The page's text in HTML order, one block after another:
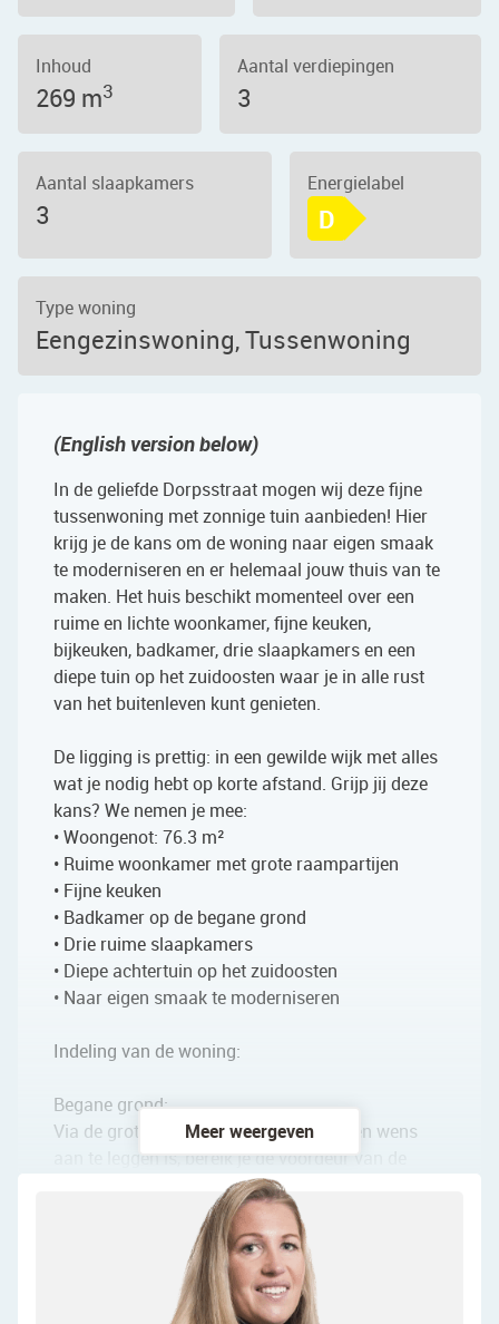
Inhoud
269 m3
Aantal verdiepingen
3
Aantal slaapkamers
3
Energielabel
D
Type woning
Eengezinswoning, Tussenwoning
(English version below)
In de geliefde Dorpsstraat mogen wij deze fijne
tussenwoning met zonnige tuin aanbieden! Hier
krijg je de kans om de woning naar eigen smaak
te moderniseren en er helemaal jouw thuis van te
maken. Het huis beschikt momenteel over een
ruime en lichte woonkamer, fijne keuken,
bijkeuken, badkamer, drie slaapkamers en een
diepe tuin op het zuidoosten waar je in alle rust
van het buitenleven kunt genieten.
De ligging is prettig: in een gewilde wijk met alles
wat je nodig hebt op korte afstand. Grijp jij deze
kans? We nemen je mee:
• Woongenot: 76.3 m²
• Ruime woonkamer met grote raampartijen
• Fijne keuken
• Badkamer op de begane grond
• Drie ruime slaapkamers
• Diepe achtertuin op het zuidoosten
• Naar eigen smaak te moderniseren
Indeling van de woning:
Begane grond:
Via de grote voortuin, die nog naar eigen wens
aan te leggen is, bereik je de voordeur van de
woning. Achter de voordeur bevindt zich de
entreehal met meterkast, trap naar de eerste
verdieping en toegang tot de woonkamer.
In de woonkamer ligt een mooie vloer en zijn de
wanden in een rustige kleur afgewerkt. Dankzij de
Meer weergeven